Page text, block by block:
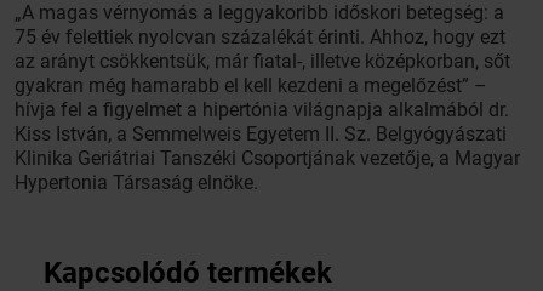
„A magas vérnyomás a leggyakoribb időskori betegség: a
75 év felettiek nyolcvan százalékát érinti. Ahhoz, hogy ezt
az arányt csökkentsük, már fiatal-, illetve középkorban, sőt
gyakran még hamarabb el kell kezdeni a megelőzést” –
hívja fel a figyelmet a hipertónia világnapja alkalmából dr.
Kiss István, a Semmelweis Egyetem II. Sz. Belgyógyászati
Klinika Geriátriai Tanszéki Csoportjának vezetője, a Magyar
Hypertonia Társaság elnöke.
Kapcsolódó termékek